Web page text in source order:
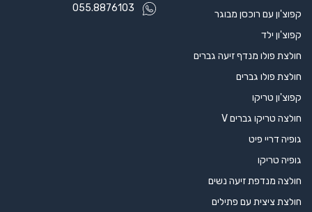
קפוצ'ון עם רוכסן מבוגר
קפוצ'ון ילד
חולצת פולו מנדף זיעה גברים
חולצת פולו גברים
קפוצ'ון טריקו
חולצה טריקו גברים V
גופיה דריי פיט
גופיה טריקו
חולצה מנדפת זיעה נשים
חולצת ציצית עם פתילים
055.8876103